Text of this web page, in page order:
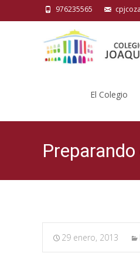
976235565
El Colegio
29 enero, 2013